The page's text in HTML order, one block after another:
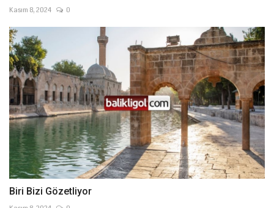
Kasım 8, 2024 0
Biri Bizi Gözetliyor